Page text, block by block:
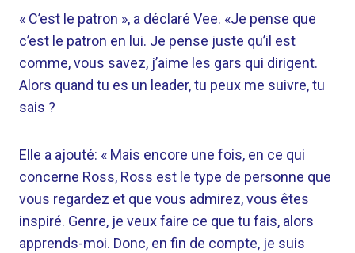
« C’est le patron », a déclaré Vee. «Je pense que
c’est le patron en lui. Je pense juste qu’il est
comme, vous savez, j’aime les gars qui dirigent.
Alors quand tu es un leader, tu peux me suivre, tu
sais ?
Elle a ajouté: « Mais encore une fois, en ce qui
concerne Ross, Ross est le type de personne que
vous regardez et que vous admirez, vous êtes
inspiré. Genre, je veux faire ce que tu fais, alors
apprends-moi. Donc, en fin de compte, je suis